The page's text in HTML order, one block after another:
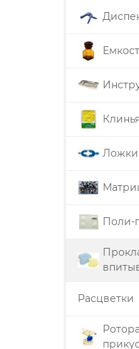
Клинья
Ложки
Поли-
Расцветки